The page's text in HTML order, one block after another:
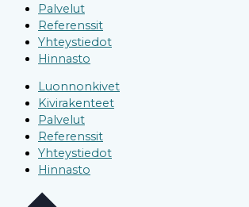
Palvelut
Referenssit
Yhteystiedot
Hinnasto
Luonnonkivet
Kivirakenteet
Palvelut
Referenssit
Yhteystiedot
Hinnasto